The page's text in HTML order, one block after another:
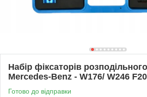
Набір фіксаторів
Mercedes-Benz - W176/ W246
Готово до відправки